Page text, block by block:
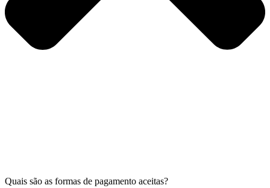
Quais são as formas de pagamento aceitas?